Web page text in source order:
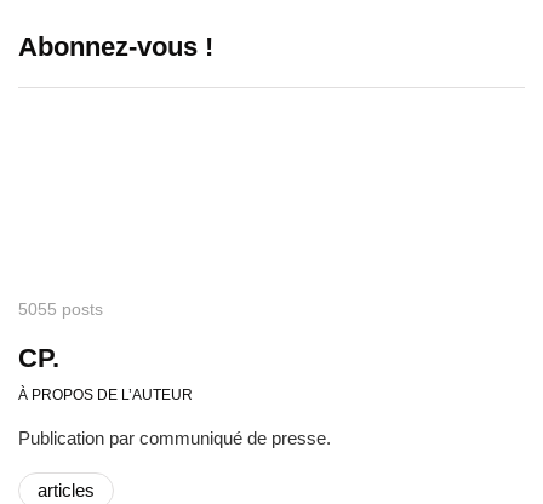
Abonnez-vous !
5055 posts
CP.
À PROPOS DE L’AUTEUR
Publication par communiqué de presse.
articles